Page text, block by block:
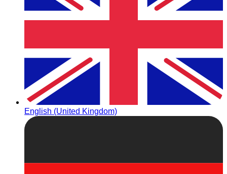
English (United Kingdom)